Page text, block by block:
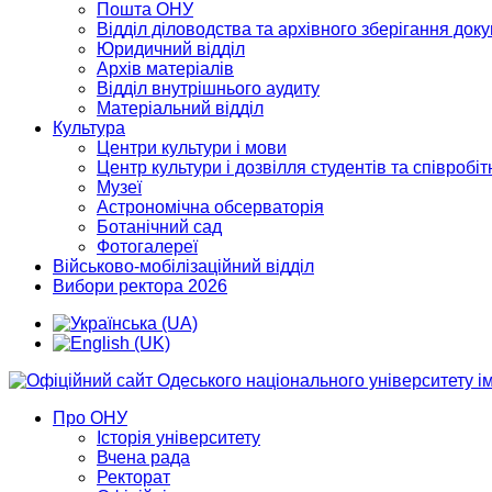
Пошта ОНУ
Відділ діловодства та архівного зберігання
Юридичний відділ
Архів матеріалів
Відділ внутрішнього аудиту
Матеріальний відділ
Культура
Центри культури і мови
Центр культури і дозвілля студентів та
Музеї
Астрономічна обсерваторія
Ботанічний сад
Фотогалереї
Військово-мобілізаційний відділ
Вибори ректора 2026
Про ОНУ
Історія університету
Вчена рада
Ректорат